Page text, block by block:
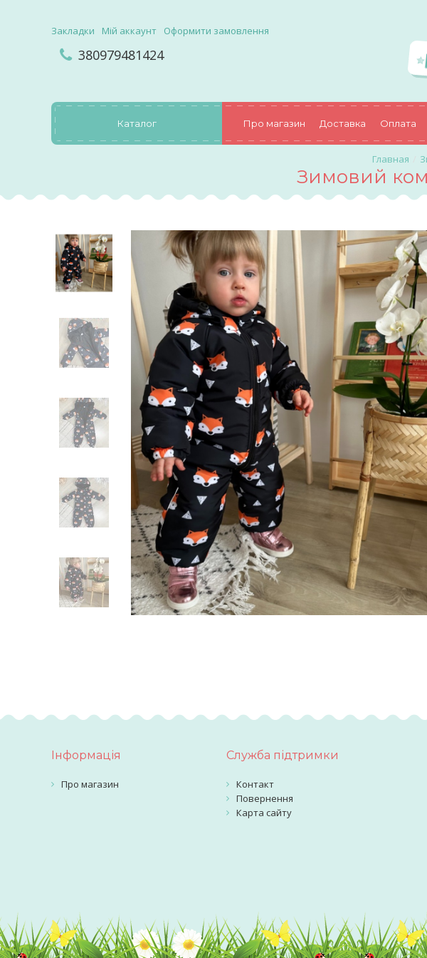
Закладки Мій аккаунт Оформити замовлення
380979481424
Каталог Про магазин Доставка Оплата
Зимовий
Інформація
Про магазин
Служба підтримки
Контакт
Повернення
Карта сайту